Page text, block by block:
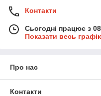
Контакти
Сьогодні працює з
Показати весь
Про нас
Контакти